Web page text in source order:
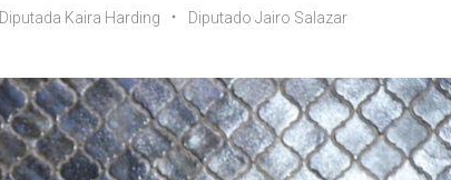
Diputada Kaira Harding
Diputado Jairo Salazar